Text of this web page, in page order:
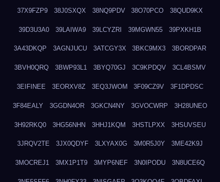
37X9FZP9 38J0SXQX 38NQ9PDV 38O70PCO 38QUD9KX
39D3U3A0 39LAIWA9 39LCYZRI 39MGWN55 39PXKH1B
3A43DKQP 3AGNJUCU 3ATCGY3X 3BKC9MX3 3BORDPAR
3BVH0QRQ 3BWP93L1 3BYQ70GJ 3C9KPDQV 3CL4BSMV
3EIFINEE 3EORXV8Z 3EQ3JWOM 3F09CZ9V 3F1DPDSC
3F84EALY 3GGDN4OR 3GKCN4NY 3GVOCWRP 3H28UNEO
3H92RKQ0 3HG56NHN 3HHJ1KQM 3HSTLPXX 3HSUVSEU
3JRQV2TE 3JX0QDYF 3LXYAX0G 3M0R5J0Y 3ME42K9J
3MOCREJ1 3MX1P1T9 3MYP6NEF 3N0IPODU 3N8UCE6Q